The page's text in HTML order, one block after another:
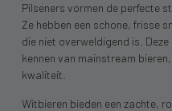
Pilseners vormen de perfecte
Ze hebben een schone, frisse
die niet overweldigend is.
kennen van mainstream
kwaliteit.
Witbieren bieden een zachte,